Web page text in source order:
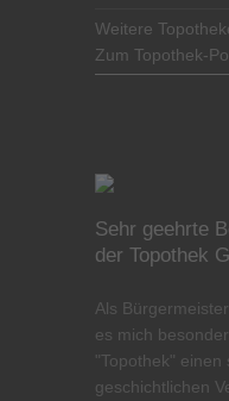
Weitere
Zum Topothek-
Sehr geehrte
der Topothek
Als
es mich
"Topothek"
geschichtlichen